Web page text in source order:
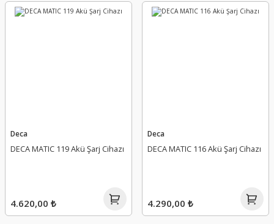
Deca
DECA MATIC 119 Akü Şarj Cihazı
4.620,00 ₺
Deca
DECA MATIC 116 Akü Şarj Cihazı
4.290,00 ₺